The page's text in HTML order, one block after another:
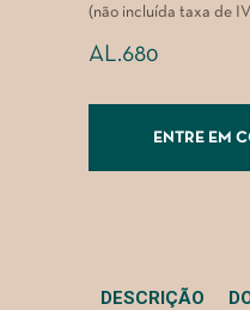
(não incluída taxa de
AL.680
ENTRE EM
DESCRIÇÃO